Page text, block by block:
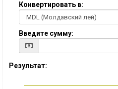
Конвертировать в:
Введите сумму:
Результат: